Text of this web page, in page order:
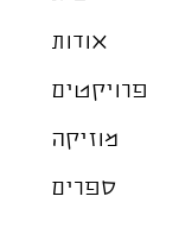
אודות
פרויקטים
מוזיקה
ספרים